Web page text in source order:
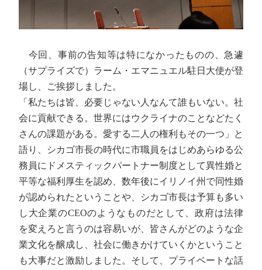
今回、事前の告知等は特になかったものの、急遽
（サプライズで）ラーム・エマニュエル駐日大使が登
場し、ご挨拶しました。
「私たちは皆、必要じゃない人なんて誰もいない。社
会に貢献できる。世界にはウクライナのことなどたく
さんの課題がある。愛する二人の権利もその一つ」と
語り、シカゴ市長の時代に市職員をはじめあらゆる公
務員にドメスティックパートナー制度として異性婚と
平等な福利厚生を認め、数年後にイリノイ州で同性婚
が認められたということや、シカゴ市長は予算も多い
し大企業のCEOのようなものだとして、政府は法律
を変えろと言うのは容易いが、皆さんがどのような企
業文化を醸成し、社会に働きかけていくかということ
も大事だと激励しました。そして、プライベートな話